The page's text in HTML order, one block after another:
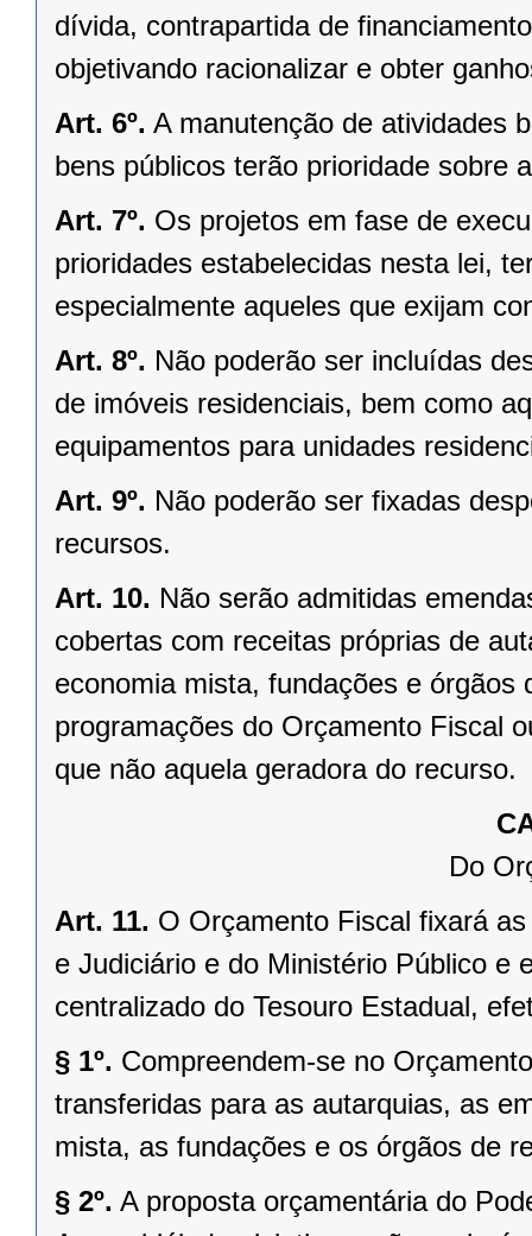
dívida, contrapartida de
objetivando racionalizar e obter
Art. 6º. A manutenção de atividades
bens públicos terão prioridade sobre
Art. 7º. Os projetos em fase de
prioridades estabelecidas nesta lei,
especialmente aqueles que exijam
Art. 8º. Não poderão ser incluídas
de imóveis residenciais, bem como
equipamentos para unidades
Art. 9º. Não poderão ser fixadas
recursos.
Art. 10. Não serão admitidas
cobertas com receitas próprias de
economia mista, fundações e órgãos
programações do Orçamento Fiscal
que não aquela geradora do recurso.
Do
Art. 11. O Orçamento Fiscal fixará
e Judiciário e do Ministério Público e
centralizado do Tesouro Estadual,
§ 1º. Compreendem-se no
transferidas para as autarquias, as
mista, as fundações e os órgãos de
§ 2º. A proposta orçamentária do